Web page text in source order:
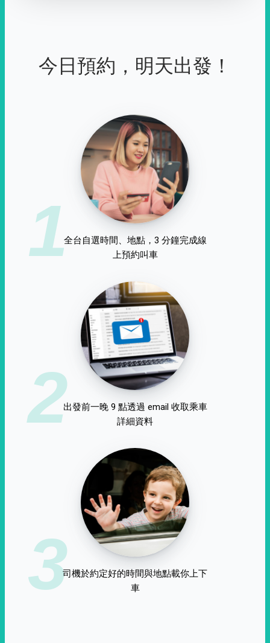
今日預約，明天出發！
1全台自選時間、地點，3 分鐘完成線
上預約叫車
2出發前一晚 9 點透過 email 收取乘車
詳細資料
3司機於約定好的時間與地點載你上下
車